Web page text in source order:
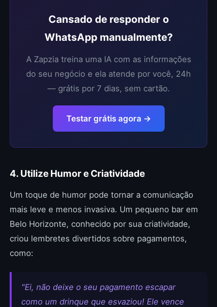
Cansado de responder o
WhatsApp manualmente?
A Zapzia treina uma IA com as informações
do seu negócio e ela atende por você, 24h
— grátis por 7 dias, sem cartão.
Testar grátis agora →
4. Utilize Humor e Criatividade
Um toque de humor pode tornar a comunicação
mais leve e menos invasiva. Um pequeno bar em
Belo Horizonte, conhecido por sua criatividade,
criou lembretes divertidos sobre pagamentos,
como:
"Ei, não deixe o seu pagamento escapar
como um drinque que esvaziou! Ele vence